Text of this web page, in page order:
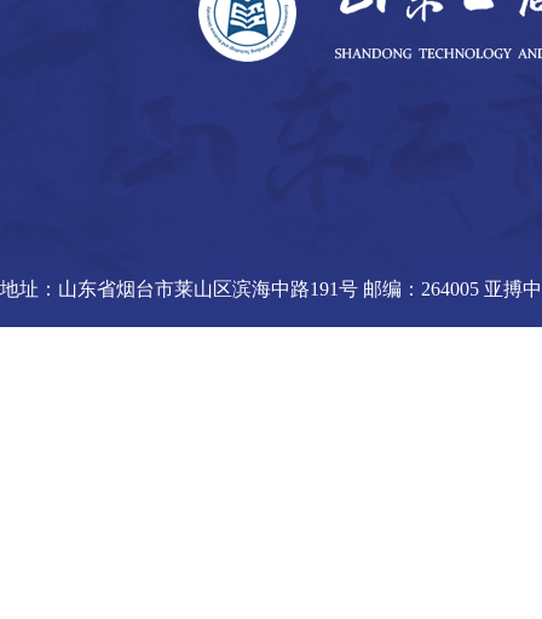
地址：山东省烟台市莱山区滨海中路191号 邮编：264005 亚搏